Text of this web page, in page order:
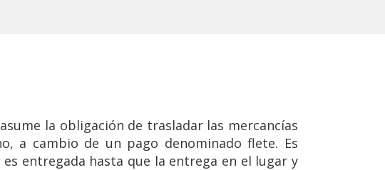
la obligación de trasladar las mercancías
a cambio de un pago denominado flete. Es
entregada hasta que la entrega en el lugar y